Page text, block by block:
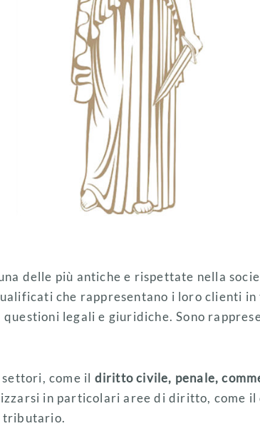
delle più antiche e rispettate nella
che rappresentano i loro clienti
questioni legali e giuridiche. Sono
come il diritto civile, penale,
in particolari aree di diritto, come
tributario.